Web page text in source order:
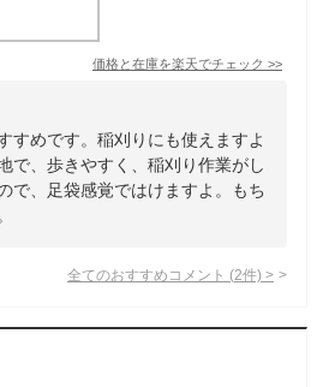
価格と在庫を楽天でチェック >>
すめです。稲刈りにも使えますよ
で、歩きやすく、稲刈り作業がし
で、足袋感覚ではけますよ。もち
全てのおすすめコメント (2件) >